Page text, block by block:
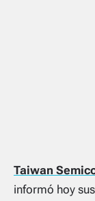
Taiwan
informó hoy